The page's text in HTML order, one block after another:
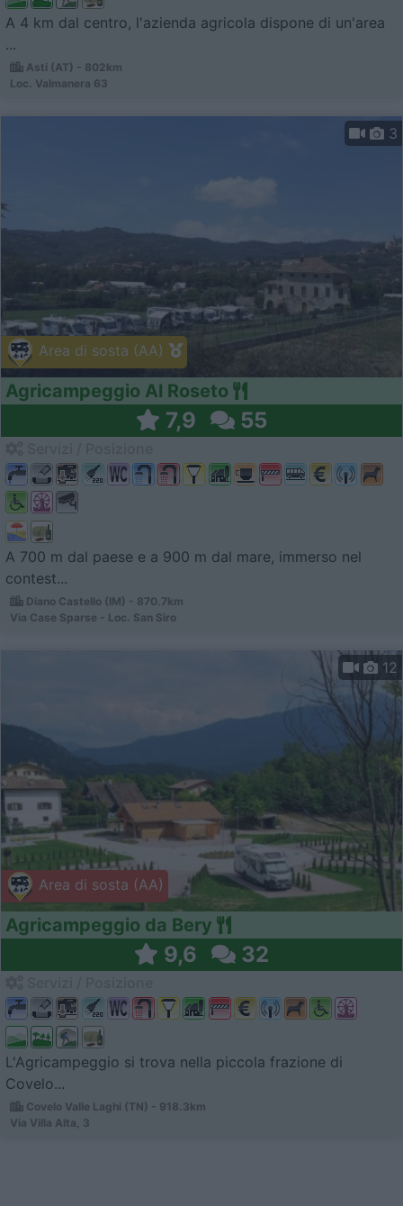
A 4 km dal centro, l'azienda agricola dispone di un'area
...
Asti (AT) - 802km
Loc. Valmanera 63
Area di sosta (AA)
3
Agricampeggio Al Roseto
7,9 55
A 700 m dal paese e a 900 m dal mare, immerso nel
contest...
Diano Castello (IM) - 870.7km
Via Case Sparse - Loc. San Siro
Area di sosta (AA)
12
Agricampeggio da Bery
9,6 32
L'Agricampeggio si trova nella piccola frazione di
Covelo...
Covelo Valle Laghi (TN) - 918.3km
Via Villa Alta, 3